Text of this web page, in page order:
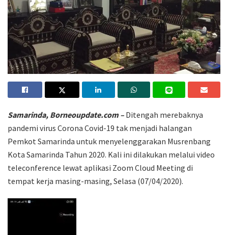
Samarinda, Borneoupdate.com – Ditengah merebaknya
pandemi virus Corona Covid-19 tak menjadi halangan
Pemkot Samarinda untuk menyelenggarakan Musrenbang
Kota Samarinda Tahun 2020. Kali ini dilakukan melalui video
teleconference lewat aplikasi Zoom Cloud Meeting di
tempat kerja masing-masing, Selasa (07/04/2020).